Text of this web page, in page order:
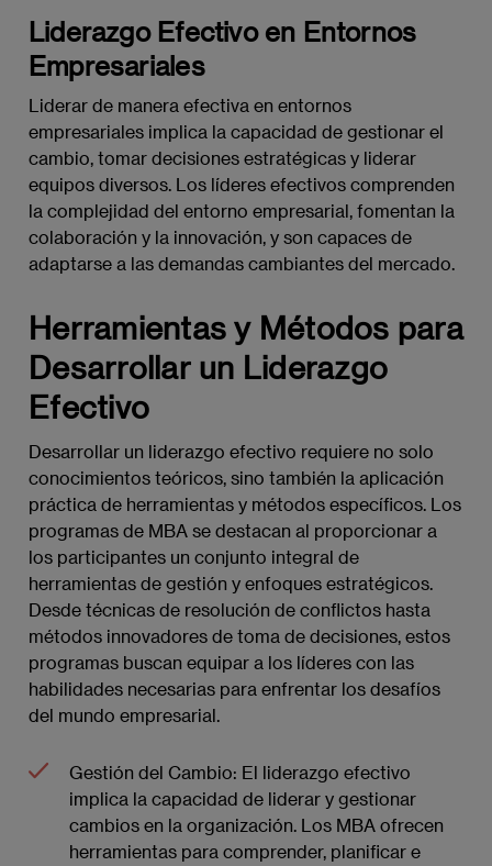
Liderazgo Efectivo en Entornos
Empresariales
Liderar de manera efectiva en entornos
empresariales implica la capacidad de gestionar el
cambio, tomar decisiones estratégicas y liderar
equipos diversos. Los líderes efectivos comprenden
la complejidad del entorno empresarial, fomentan la
colaboración y la innovación, y son capaces de
adaptarse a las demandas cambiantes del mercado.
Herramientas y Métodos para
Desarrollar un Liderazgo
Efectivo
Desarrollar un liderazgo efectivo requiere no solo
conocimientos teóricos, sino también la aplicación
práctica de herramientas y métodos específicos. Los
programas de MBA se destacan al proporcionar a
los participantes un conjunto integral de
herramientas de gestión y enfoques estratégicos.
Desde técnicas de resolución de conflictos hasta
métodos innovadores de toma de decisiones, estos
programas buscan equipar a los líderes con las
habilidades necesarias para enfrentar los desafíos
del mundo empresarial.
Gestión del Cambio: El liderazgo efectivo
implica la capacidad de liderar y gestionar
cambios en la organización. Los MBA ofrecen
herramientas para comprender, planificar e